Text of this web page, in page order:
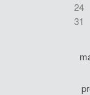
24
31